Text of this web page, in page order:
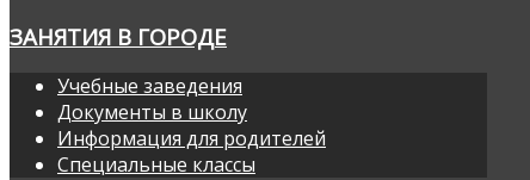
ЗАНЯТИЯ В ГОРОДЕ
Учебные заведения
Документы в школу
Информация для родителей
Специальные классы